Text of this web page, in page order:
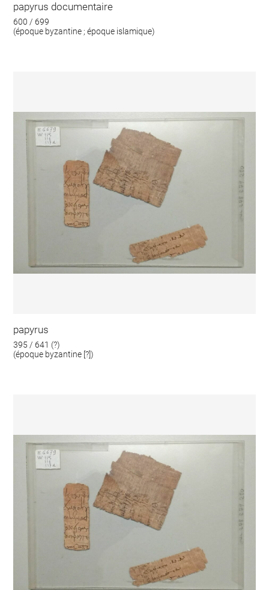
papyrus documentaire
600 / 699
(époque byzantine ; époque islamique)
papyrus
395 / 641 (?)
(époque byzantine [?])